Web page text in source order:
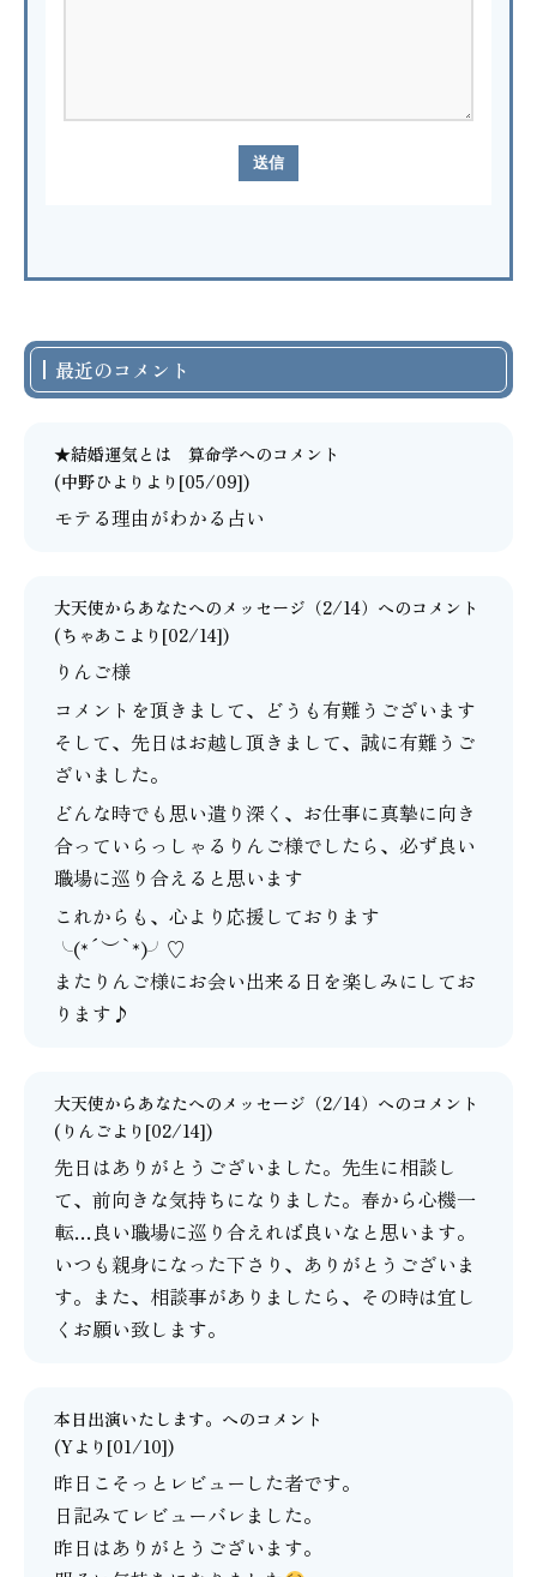
最近のコメント
★結婚運気とは 算命学へのコメント
(中野ひよりより[05/09])
モテる理由がわかる占い
大天使からあなたへのメッセージ（2/14） へのコメント
(ちゃあこ より[02/14])
りんご様
コメントを頂きまして、どうも有難うございます
そして、先日はお越し頂きまして、誠に有難うご
ざいました。
どんな時でも思い遣り深く、お仕事に真摯に向き
合っていらっしゃるりんご様でしたら、必ず良い
職場に巡り合えると思います
これからも、心より応援しております
╰(*´︶`*)╯♡
またりんご様にお会い出来る日を楽しみにしてお
ります♪
大天使からあなたへのメッセージ（2/14） へのコメント
(りんごより[02/14])
先日はありがとうございました。先生に相談し
て、前向きな気持ちになりました。春から心機一
転…良い職場に巡り合えれば良いなと思います。
いつも親身になった下さり、ありがとうございま
す。また、相談事がありましたら、その時は宜し
くお願い致します。
本日出演いたします。 へのコメント
(Yより[01/10])
昨日こそっとレビューした者です。
日記みてレビューバレました。
昨日はありがとうございます。